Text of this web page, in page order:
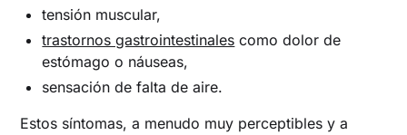
tensión muscular,
trastornos gastrointestinales como dolor de
estómago o náuseas,
sensación de falta de aire.
Estos síntomas, a menudo muy perceptibles y a